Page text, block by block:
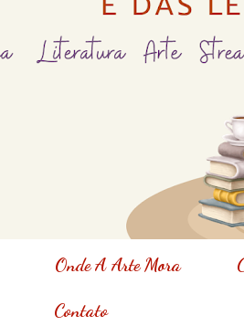
Onde A Arte Mora
Contato